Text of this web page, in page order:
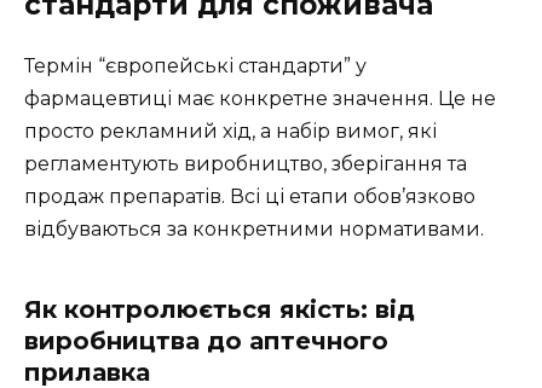
Термін “європейські стандарти” у
фармацевтиці має конкретне значення. Це не
просто рекламний хід, а набір вимог, які
регламентують виробництво, зберігання та
продаж препаратів. Всі ці етапи обов’язково
відбуваються за конкретними нормативами.
Як контролюється якість: від
виробництва до аптечного
прилавка